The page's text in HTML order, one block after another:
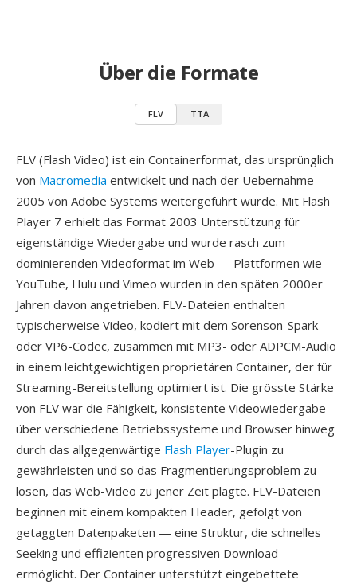
Über die Formate
FLV TTA
FLV (Flash Video) ist ein Containerformat, das ursprünglich
von Macromedia entwickelt und nach der Uebernahme
2005 von Adobe Systems weitergeführt wurde. Mit Flash
Player 7 erhielt das Format 2003 Unterstützung für
eigenständige Wiedergabe und wurde rasch zum
dominierenden Videoformat im Web — Plattformen wie
YouTube, Hulu und Vimeo wurden in den späten 2000er
Jahren davon angetrieben. FLV-Dateien enthalten
typischerweise Video, kodiert mit dem Sorenson-Spark-
oder VP6-Codec, zusammen mit MP3- oder ADPCM-Audio
in einem leichtgewichtigen proprietären Container, der für
Streaming-Bereitstellung optimiert ist. Die grösste Stärke
von FLV war die Fähigkeit, konsistente Videowiedergabe
über verschiedene Betriebssysteme und Browser hinweg
durch das allgegenwärtige Flash Player-Plugin zu
gewährleisten und so das Fragmentierungsproblem zu
lösen, das Web-Video zu jener Zeit plagte. FLV-Dateien
beginnen mit einem kompakten Header, gefolgt von
getaggten Datenpaketen — eine Struktur, die schnelles
Seeking und effizienten progressiven Download
ermöglicht. Der Container unterstützt eingebettete